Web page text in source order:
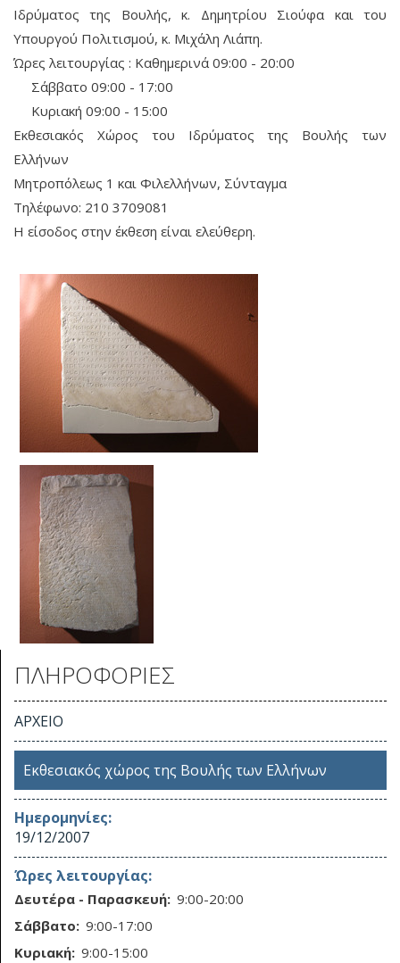
Ιδρύματος της Βουλής, κ. Δημητρίου Σιούφα και του
Υπουργού Πολιτισμού, κ. Μιχάλη Λιάπη.
Ώρες λειτουργίας : Καθημερινά 09:00 - 20:00
Σάββατο 09:00 - 17:00
Κυριακή 09:00 - 15:00
Εκθεσιακός Χώρος του Ιδρύματος της Βουλής των
Ελλήνων
Μητροπόλεως 1 και Φιλελλήνων, Σύνταγμα
Τηλέφωνο: 210 3709081
Η είσοδος στην έκθεση είναι ελεύθερη.
ΠΛΗΡΟΦΟΡΙΕΣ
ΑΡΧΕΙΟ
Εκθεσιακός χώρος της Βουλής των Ελλήνων
Ημερομηνίες:
19/12/2007
Ώρες λειτουργίας:
Δευτέρα - Παρασκευή: 9:00-20:00
Σάββατο: 9:00-17:00
Κυριακή: 9:00-15:00